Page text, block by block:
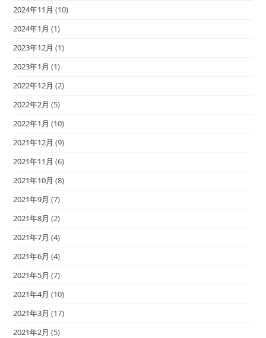
2024年11月 (10)
2024年1月 (1)
2023年12月 (1)
2023年1月 (1)
2022年12月 (2)
2022年2月 (5)
2022年1月 (10)
2021年12月 (9)
2021年11月 (6)
2021年10月 (8)
2021年9月 (7)
2021年8月 (2)
2021年7月 (4)
2021年6月 (4)
2021年5月 (7)
2021年4月 (10)
2021年3月 (17)
2021年2月 (5)